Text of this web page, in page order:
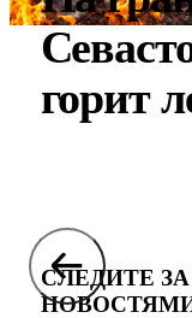
горит
СЛЕДИТЕ ЗА